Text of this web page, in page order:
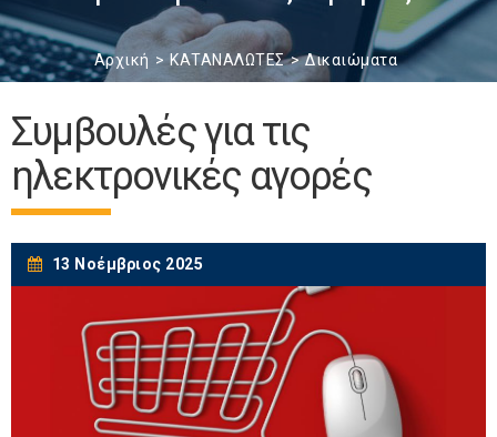
Αρχική ΚΑΤΑΝΑΛΩΤΕΣ Δικαιώματα
Συμβουλές για τις
ηλεκτρονικές αγορές
13 Νοέμβριος 2025